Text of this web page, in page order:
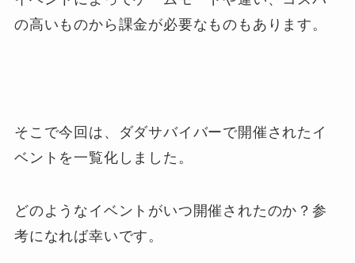
の高いものから課金が必要なものもあります。
そこで今回は、ダダサバイバーで開催されたイ
ベントを一覧化しました。
どのようなイベントがいつ開催されたのか？参
考になれば幸いです。